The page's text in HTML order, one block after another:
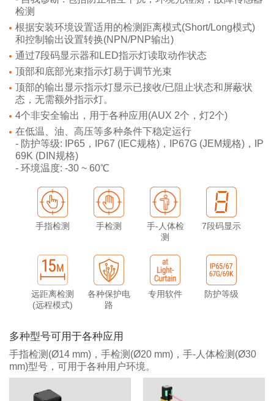
检测
根据安装环境设置适用的检测距离模式(Short/Long模式)
和控制输出设置转换(NPN/PNP输出)
通过7段码显示器和LED指示灯读取动作状态
顶部和底部光束指示灯易于调节光束
顶部的输出显示指示灯显示已接收/已阻止状态和屏蔽状
态，无需额外指示灯。
4个非安全输出，用于各种应用(AUX 2个，灯2个)
在低温、油、高压等多种条件下稳定运行
- 防护等级: IP65，IP67 (IEC规格)，IP67G (JEM规格)，IP
69K (DIN规格)
- 环境温度: -30 ~ 60℃
手指检测 手检测
手-人体检
测
7段码显示
远距离检测
(远程模式)
各种保护电
路
专用软件 防护等级
多种型号可用于各种应用
手指检测(Ø14 mm)，手检测(Ø20 mm)，手-人体检测(Ø30
mm)型号，可用于各种用户环境。